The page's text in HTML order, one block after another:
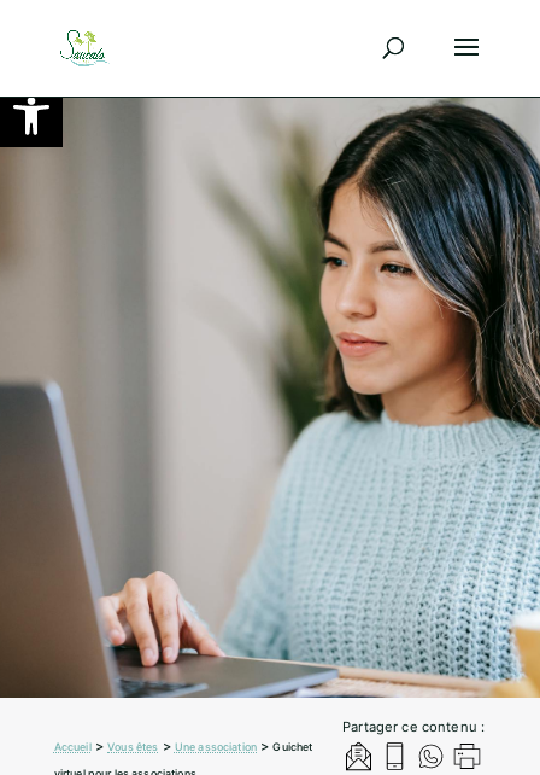
Ouvrir la barre d’outils
Partager ce contenu :
Accueil>Vous êtes > Une association >Guichet